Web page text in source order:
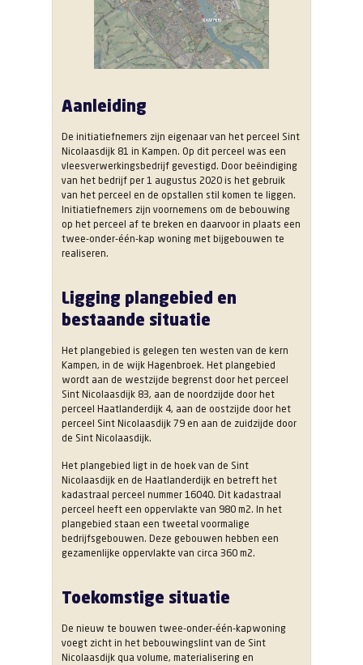
Aanleiding
De initiatiefnemers zijn eigenaar van het perceel Sint
Nicolaasdijk 81 in Kampen. Op dit perceel was een
vleesverwerkingsbedrijf gevestigd. Door beëindiging
van het bedrijf per 1 augustus 2020 is het gebruik
van het perceel en de opstallen stil komen te liggen.
Initiatiefnemers zijn voornemens om de bebouwing
op het perceel af te breken en daarvoor in plaats een
twee-onder-één-kap woning met bijgebouwen te
realiseren.
Ligging plangebied en
bestaande situatie
Het plangebied is gelegen ten westen van de kern
Kampen, in de wijk Hagenbroek. Het plangebied
wordt aan de westzijde begrenst door het perceel
Sint Nicolaasdijk 83, aan de noordzijde door het
perceel Haatlanderdijk 4, aan de oostzijde door het
perceel Sint Nicolaasdijk 79 en aan de zuidzijde door
de Sint Nicolaasdijk.
Het plangebied ligt in de hoek van de Sint
Nicolaasdijk en de Haatlanderdijk en betreft het
kadastraal perceel nummer 16040. Dit kadastraal
perceel heeft een oppervlakte van 980 m2. In het
plangebied staan een tweetal voormalige
bedrijfsgebouwen. Deze gebouwen hebben een
gezamenlijke oppervlakte van circa 360 m2.
Toekomstige situatie
De nieuw te bouwen twee-onder-één-kapwoning
voegt zicht in het bebouwingslint van de Sint
Nicolaasdijk qua volume, materialisering en